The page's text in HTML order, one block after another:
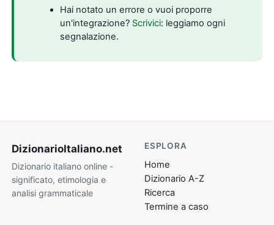
Hai notato un errore o vuoi proporre
un'integrazione? Scrivici: leggiamo ogni
segnalazione.
DizionarioItaliano.net
Dizionario italiano online -
significato, etimologia e
analisi grammaticale
ESPLORA
Home
Dizionario A-Z
Ricerca
Termine a caso